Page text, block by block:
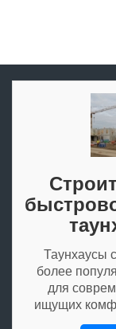
Таунхаусы
более
для
ищущих